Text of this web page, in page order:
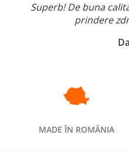
Superb! De buna
prindere
MADE ÎN ROMÂNIA